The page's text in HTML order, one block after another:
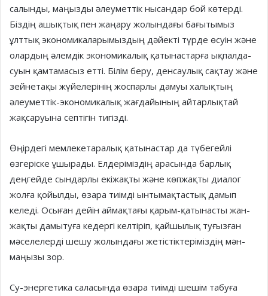
салынды, маңызды әлеуметтік нысандар бой көтерді.
Біздің ашықтық пен жаңару жолындағы бағытымыз
ұлттық эко­но­микаларымыздың дәйек­ті түр­де өсуін және
олардың әлем­дік эко­но­ми­калық қатынастарға ықпал­да­
суын қамтамасыз етті. Білім беру, ден­­саулық сақтау және
зейнетақы жүйелерінің жоспарлы дамуы ха­лық­­тың
әлеуметтік-экономикалық жағ­дайының айтарлықтай
жақса­руына септігін тигізді.
Өңірдегі мемлекетаралық қаты­настар да түбегейлі
өзгеріске ұшыра­ды. Елдеріміздің арасында барлық
деңгейде сындарлы екіжақты және көпжақты диалог
жолға қойылды, өза­ра тиімді ынтымақтастық дамып
келеді. Осыған дейін аймақта­ғы қа­рым-қатынасты жан-
жақты дамы­туға кедергі келтіріп, қайшылық ту­ғызған
мәселелерді шешу жолындағы жетістіктеріміздің мән-
маңызы зор.
Су-энергетика саласында өзара тиім­ді шешім табуға